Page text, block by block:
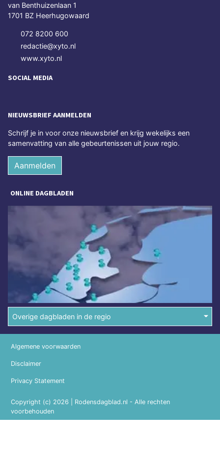
van Benthuizenlaan 1
1701 BZ Heerhugowaard
072 8200 600
redactie@xyto.nl
www.xyto.nl
SOCIAL MEDIA
NIEUWSBRIEF AANMELDEN
Schrijf je in voor onze nieuwsbrief en krijg wekelijks een
samenvatting van alle gebeurtenissen uit jouw regio.
Aanmelden
ONLINE DAGBLADEN
Overige dagbladen in de regio
Copyright (c) 2026 | Rodensdagblad.nl - Alle rechten
voorbehouden
Algemene voorwaarden
Disclaimer
Privacy Statement